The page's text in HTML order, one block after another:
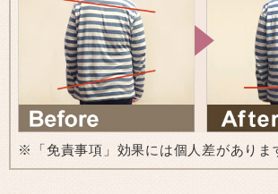
※「免責事項」効果には個人差がありま